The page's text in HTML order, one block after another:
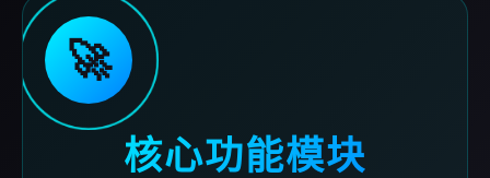
🚀
核心功能模块